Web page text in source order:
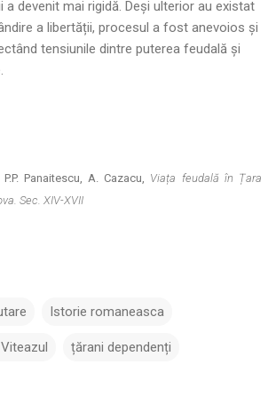
devenit mai rigidă. Deși ulterior au existat
a libertății, procesul a fost anevoios și
tensiunile dintre puterea feudală și
Panaitescu, A. Cazacu, Viața feudală în Țara
Sec. XIV-XVII
Istorie romaneasca
țărani dependenți